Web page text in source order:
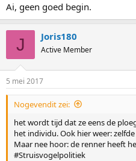
Ai, geen goed begin.
J Joris180
Active Member
5 mei 2017
Nogevendit zei:
het wordt tijd dat ze eens de
het individu. Ook hier weer:
Maar nee hoor: de renner heeft
#Struisvogelpolitiek